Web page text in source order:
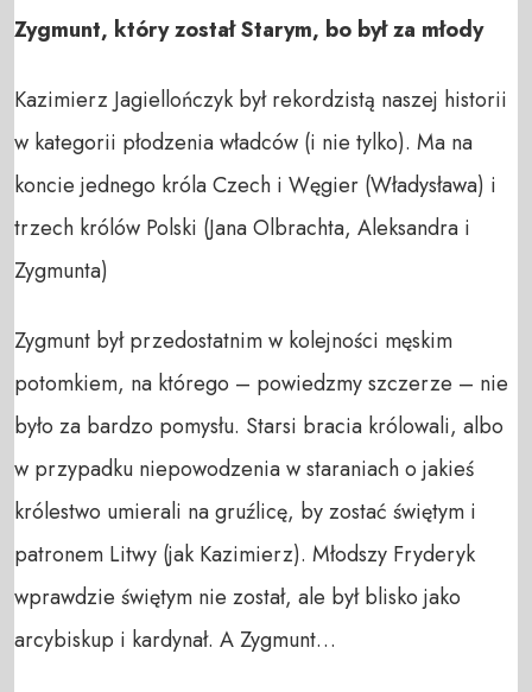
Zygmunt, który został Starym, bo był za młody
Kazimierz Jagiellończyk był rekordzistą naszej historii
w kategorii płodzenia władców (i nie tylko). Ma na
koncie jednego króla Czech i Węgier (Władysława) i
trzech królów Polski (Jana Olbrachta, Aleksandra i
Zygmunta)
Zygmunt był przedostatnim w kolejności męskim
potomkiem, na którego – powiedzmy szczerze – nie
było za bardzo pomysłu. Starsi bracia królowali, albo
w przypadku niepowodzenia w staraniach o jakieś
królestwo umierali na gruźlicę, by zostać świętym i
patronem Litwy (jak Kazimierz). Młodszy Fryderyk
wprawdzie świętym nie został, ale był blisko jako
arcybiskup i kardynał. A Zygmunt…